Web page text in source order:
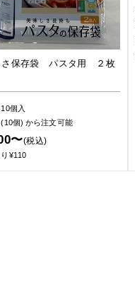
さ保存袋 パスタ用 ２枚
個入
(10個)から注文可能
〜(税込)
¥110